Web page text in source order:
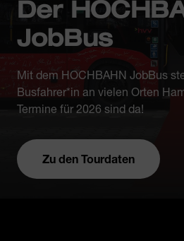
Der
JobBus
Mit dem HOCHBAHN JobBus
Busfahrer*in an vielen Orten
Termine für 2026 sind da!
Zu den Tourdaten